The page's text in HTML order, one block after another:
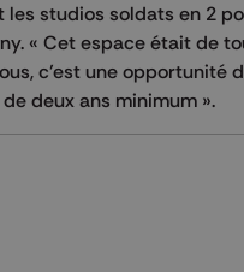
studios soldats en 2
« Cet espace était de
c’est une opportunité
deux ans minimum ».